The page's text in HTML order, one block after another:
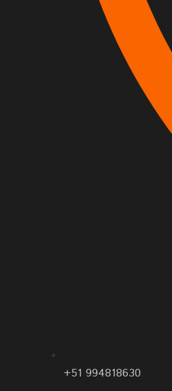
+51 994818630